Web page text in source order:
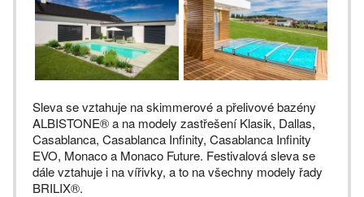
Sleva se vztahuje na skimmerové a přelivové bazény
ALBISTONE® a na modely zastřešení Klasik, Dallas,
Casablanca, Casablanca Infinity, Casablanca Infinity
EVO, Monaco a Monaco Future. Festivalová sleva se
dále vztahuje i na vířivky, a to na všechny modely řady
BRILIX®.